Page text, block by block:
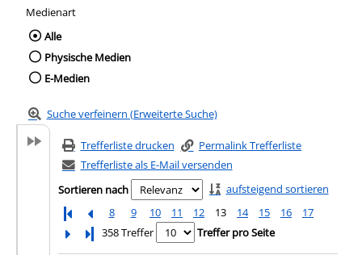
Medienart
Wählen Sie die Medienart nach der Sie
Alle
Physische Medien
E-Medien
Suche verfeinern (Erweiterte Suche)
Trefferliste drucken
Permalink Trefferliste
Trefferliste als E-Mail versenden
Sortieren nach
aufsteigend sortieren
8
9 10 11 12 13 14 15 16
17
Letzte Seite
358 Treffer Treffer pro Seite